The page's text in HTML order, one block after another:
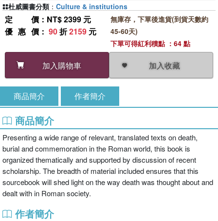
定價 ：NT$ 2399 元
優惠價 ： 90折2159 元
加入購物車 加入收藏
無庫存，下單後進貨(到貨天數約
45-60天)
下單可得紅利積點 ：64 點
杜威圖書分類 ： Culture & institutions
商品簡介 作者簡介
商品簡介
Presenting a wide range of relevant, translated texts on death,
burial and commemoration in the Roman world, this book is
organized thematically and supported by discussion of recent
scholarship. The breadth of material included ensures that this
sourcebook will shed light on the way death was thought about and
dealt with in Roman society.
作者簡介